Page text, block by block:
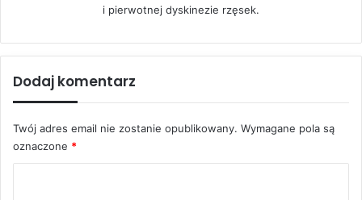
i pierwotnej dyskinezie rzęsek.
Dodaj komentarz
Twój adres email nie zostanie opublikowany. Wymagane pola są
oznaczone *